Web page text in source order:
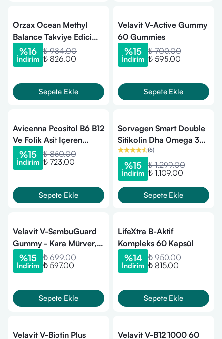
Orzax Ocean Methyl
Balance Takviye Edici
Gıda 60 Kapsül
%16
İndirim
₺ 984.00
₺ 826.00
Sepete Ekle
Velavit V-Active Gummy
60 Gummies
%15
İndirim
₺ 700.00
₺ 595.00
Sepete Ekle
Avicenna Pcositol B6 B12
Ve Folik Asit Içeren
Takviye Edici Gıda 30
Saşe - 55mg
%15
İndirim
₺ 850.00
₺ 723.00
Sepete Ekle
Sorvagen Smart Double
Sitikolin Dha Omega 3
ve B12 30 Kapsül
(6)
%15
İndirim
₺ 1,299.00
₺ 1,109.00
Sepete Ekle
Velavit V-SambuGuard
Gummy - Kara Mürver,
Vitamin B12 İçeren
Takviye Edici Gıda 60
%15
İndirim
₺ 699.00
₺ 597.00
Sepete Ekle
LifeXtra B-Aktif
Kompleks 60 Kapsül
%14
İndirim
₺ 950.00
₺ 815.00
Sepete Ekle
Velavit V-Biotin Plus
Velavit V-B12 1000 60